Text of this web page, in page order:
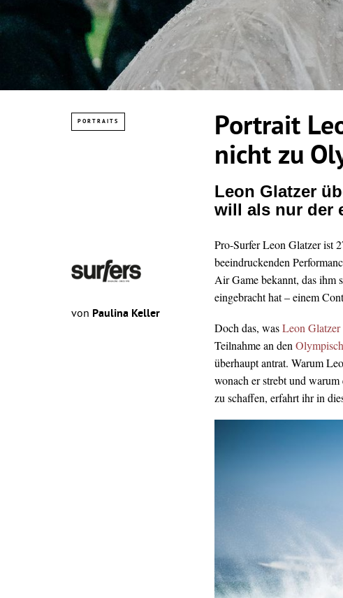
PORTRAITS
Portrait
nicht zu
Leon Glatzer
will als nur der
von Paulina Keller
Pro-Surfer Leon Glatzer ist
beeindruckenden
Air Game bekannt, das ihm
eingebracht hat – einem
Doch das, wasLeon Glatzer
Teilnahme an den
überhaupt antrat. Warum
wonach er strebt und
zu schaffen, erfahrt ihr in